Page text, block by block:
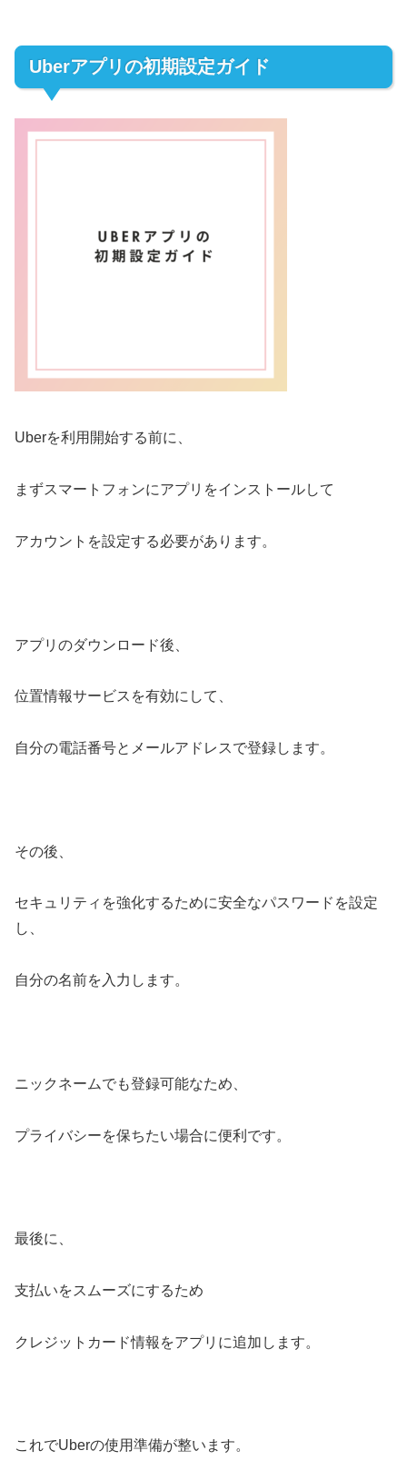
Uberアプリの初期設定ガイド
Uberを利用開始する前に、
まずスマートフォンにアプリをインストールして
アカウントを設定する必要があります。
アプリのダウンロード後、
位置情報サービスを有効にして、
自分の電話番号とメールアドレスで登録します。
その後、
セキュリティを強化するために安全なパスワードを設定
し、
自分の名前を入力します。
ニックネームでも登録可能なため、
プライバシーを保ちたい場合に便利です。
最後に、
支払いをスムーズにするため
クレジットカード情報をアプリに追加します。
これでUberの使用準備が整います。